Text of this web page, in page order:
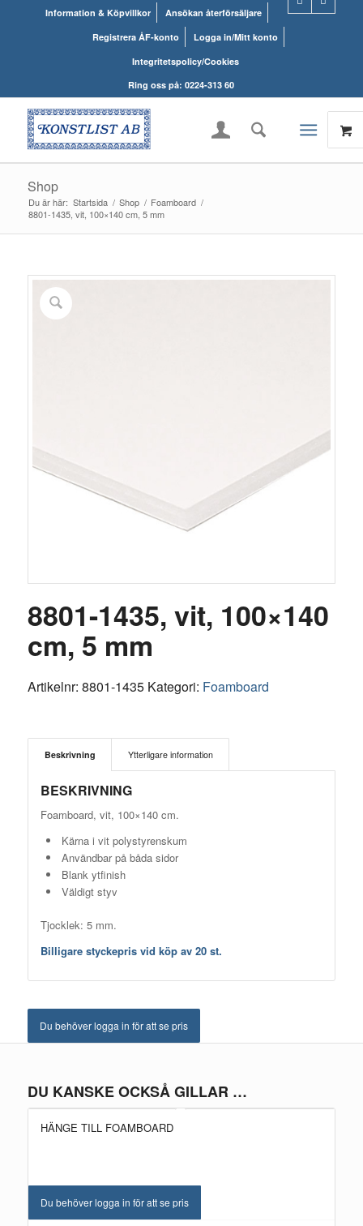
Information & Köpvillkor
Ansökan återförsäljare
Registrera ÅF-konto
Logga in/Mitt konto
Integritetspolicy/Cookies
Ring oss på: 0224-313 60
Shop
Du är här: Startsida / Shop / Foamboard /
8801-1435, vit, 100×140 cm, 5 mm
8801-1435, vit, 100×140
cm, 5 mm
Artikelnr: 8801-1435 Kategori: Foamboard
Beskrivning Ytterligare information
BESKRIVNING
Foamboard, vit, 100×140 cm.
Kärna i vit polystyrenskum
Användbar på båda sidor
Blank ytfinish
Väldigt styv
Tjocklek: 5 mm.
Billigare styckepris vid köp av 20 st.
Du behöver logga in för att se pris
DU KANSKE OCKSÅ GILLAR …
HÄNGE TILL FOAMBOARD
Du behöver logga in för att se pris